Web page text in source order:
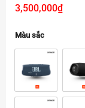
3,500,000₫
Màu sắc